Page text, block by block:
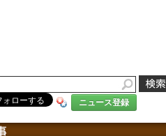
ニュース登録